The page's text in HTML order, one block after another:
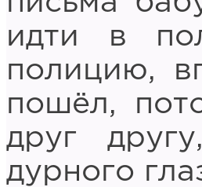
идти в
полицию,
пошёл,
друг
дурного